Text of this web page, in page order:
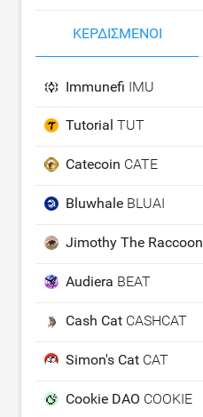
ΚΕΡΔΙΣΜΈΝΟΙ
Immunefi IMU
Tutorial TUT
Catecoin CATE
Bluwhale BLUAI
Jimothy The Raccoon
Audiera BEAT
Cash Cat CASHCAT
Simon's Cat CAT
Cookie DAO COOKIE